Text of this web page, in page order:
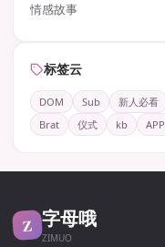
情感故事
标签云
DOM Sub 新人必看
Brat
仪式 kb APP
Z 字母哦
ZIMUO